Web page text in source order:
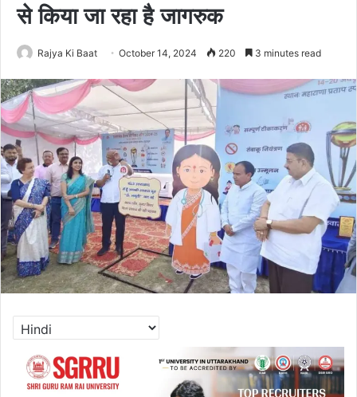
से किया जा रहा है जागरुक
Rajya Ki Baat October 14, 2024 220 3 minutes read